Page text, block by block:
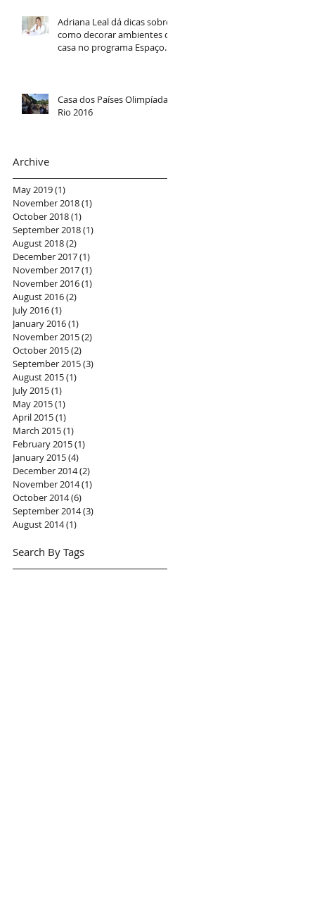
Adriana Leal dá dicas sobre
como decorar ambientes da
casa no programa Espaço
Casa dos Países Olimpíadas
Rio 2016
Archive
May 2019(1)
November 2018(1)
October 2018(1)
September 2018(1)
August 2018(2)
December 2017(1)
November 2017(1)
November 2016(1)
August 2016(2)
July 2016(1)
January 2016(1)
November 2015(2)
October 2015(2)
September 2015(3)
August 2015(1)
July 2015(1)
May 2015(1)
April 2015(1)
March 2015(1)
February 2015(1)
January 2015(4)
December 2014(2)
November 2014(1)
October 2014(6)
September 2014(3)
August 2014(1)
Search By Tags